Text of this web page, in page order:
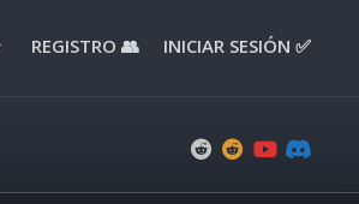
REGISTRO 👥 INICIAR SESIÓN ✅